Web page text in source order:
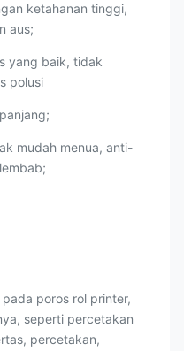
ketahanan tinggi,
aus;
yang baik, tidak
polusi
mudah menua, anti-
poros rol printer,
seperti percetakan
percetakan,